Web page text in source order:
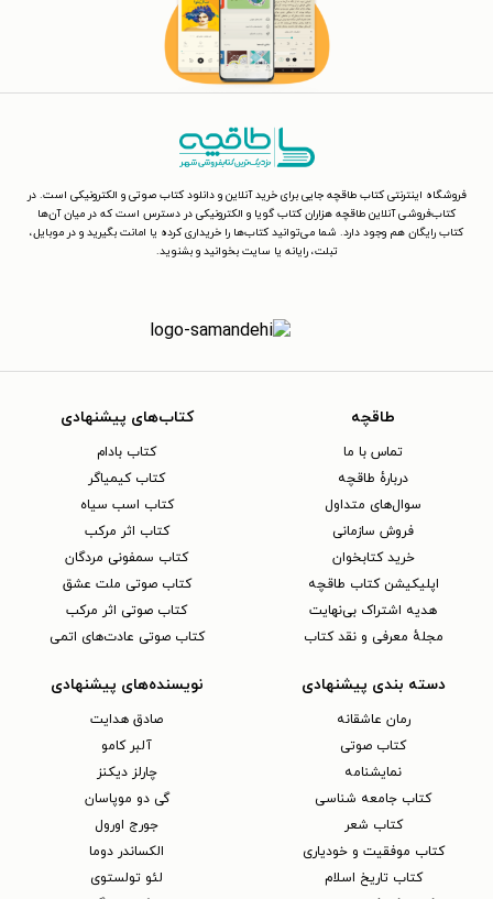
فروشگاه اینترنتی کتاب طاقچه جایی برای خرید آنلاین و دانلود کتاب صوتی و الکترونیکی است. در
کتاب‌فروشی آنلاین طاقچه هزاران کتاب گویا و الکترونیکی در دسترس است که در میان آن‌ها
کتاب رایگان هم وجود دارد. شما می‌توانید کتاب‌ها را خریداری کرده یا امانت بگیرید و در موبایل،
تبلت، رایانه یا سایت بخوانید و بشنوید.
طاقچه
تماس با ما
دربارهٔ طاقچه
سوال‌های متداول
فروش سازمانی
خرید کتابخوان
اپلیکیشن کتاب طاقچه
هدیه اشتراک بی‌نهایت
مجلهٔ معرفی و نقد کتاب
کتاب‌های پیشنهادی
کتاب بادام
کتاب کیمیاگر
کتاب اسب سیاه
کتاب اثر مرکب
کتاب سمفونی مردگان
کتاب صوتی ملت عشق
کتاب صوتی اثر مرکب
کتاب صوتی عادت‌های اتمی
دسته بندی پیشنهادی
رمان عاشقانه
کتاب‌ صوتی
نمایشنامه
کتاب جامعه شناسی
کتاب شعر
کتاب موفقیت و خودیاری
کتاب تاریخ اسلام
نویسنده‌های پیشنهادی
صادق هدایت
آلبر کامو
چارلز دیکنز
گی دو موپاسان
جورج اورول
الکساندر دوما
لئو تولستوی